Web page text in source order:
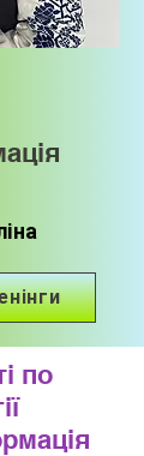
по